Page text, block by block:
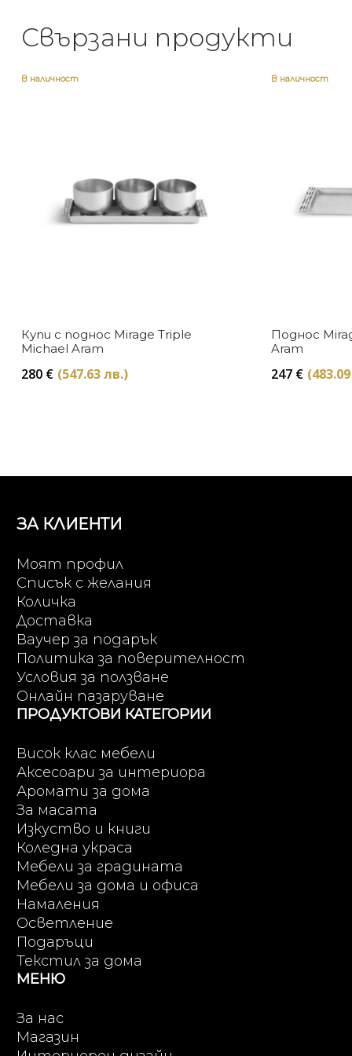
Свързани продукти
В наличност
Купи с поднос Mirage Triple
Michael Aram
280 € (547.63 лв.)
В наличност
Поднос
Aram
247 €
ЗА КЛИЕНТИ
Моят профил
Списък с желания
Количка
Доставка
Ваучер за подарък
Политика за поверителност
Условия за ползване
Онлайн пазаруване
ПРОДУКТОВИ КАТЕГОРИИ
Висок клас мебели
Аксесоари за интериора
Аромати за дома
За масата
Изкуство и книги
Коледна украса
Мебели за градината
Мебели за дома и офиса
Намаления
Осветление
Подаръци
Текстил за дома
МЕНЮ
За нас
Магазин